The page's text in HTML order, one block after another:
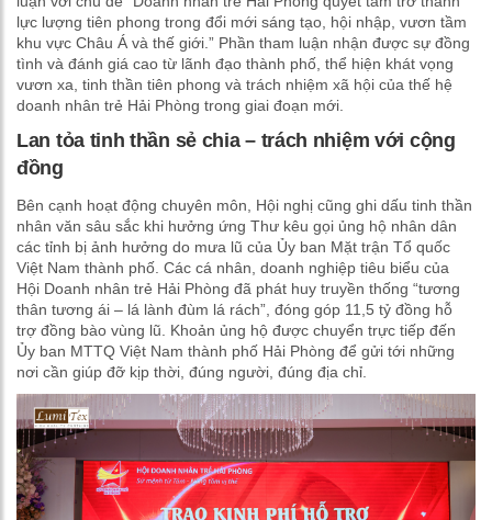
lực lượng tiên phong trong đổi mới sáng tạo, hội nhập, vươn tầm
khu vực Châu Á và thế giới.” Phần tham luận nhận được sự đồng
tình và đánh giá cao từ lãnh đạo thành phố, thể hiện khát vọng
vươn xa, tinh thần tiên phong và trách nhiệm xã hội của thế hệ
doanh nhân trẻ Hải Phòng trong giai đoạn mới.
Lan tỏa tinh thần sẻ chia – trách nhiệm với cộng
đồng
Bên cạnh hoạt động chuyên môn, Hội nghị cũng ghi dấu tinh thần
nhân văn sâu sắc khi hưởng ứng Thư kêu gọi ủng hộ nhân dân
các tỉnh bị ảnh hưởng do mưa lũ của Ủy ban Mặt trận Tổ quốc
Việt Nam thành phố. Các cá nhân, doanh nghiệp tiêu biểu của
Hội Doanh nhân trẻ Hải Phòng đã phát huy truyền thống “tương
thân tương ái – lá lành đùm lá rách”, đóng góp 11,5 tỷ đồng hỗ
trợ đồng bào vùng lũ. Khoản ủng hộ được chuyển trực tiếp đến
Ủy ban MTTQ Việt Nam thành phố Hải Phòng để gửi tới những
nơi cần giúp đỡ kịp thời, đúng người, đúng địa chỉ.